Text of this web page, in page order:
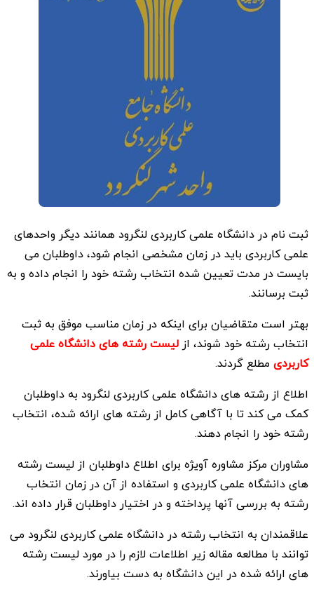
ثبت نام در دانشگاه علمی کاربردی لنگرود همانند دیگر واحدهای
علمی کاربردی باید در زمان مشخصی انجام شود، داوطلبان می
بایست در مدت تعیین شده انتخاب رشته خود را انجام داده و به
ثبت برسانند.
بهتر است متقاضیان برای اینکه در زمان مناسب موفق به ثبت
انتخاب رشته خود شوند، از لیست رشته های دانشگاه علمی
کاربردی مطلع گردند.
اطلاع از رشته های دانشگاه علمی کاربردی لنگرود به داوطلبان
کمک می کند تا با آگاهی کامل از رشته های ارائه شده، انتخاب
رشته خود را انجام دهند.
مشاوران مرکز مشاوره آویژه برای اطلاع داوطلبان از لیست رشته
های دانشگاه علمی کاربردی و استفاده از آن در زمان انتخاب
رشته به بررسی آنها پرداخته و در اختیار داوطلبان قرار داده اند.
علاقمندان به انتخاب رشته در دانشگاه علمی کاربردی لنگرود می
توانند با مطالعه مقاله زیر اطلاعات لازم را در مورد لیست رشته
های ارائه شده در این دانشگاه به دست بیاورند.